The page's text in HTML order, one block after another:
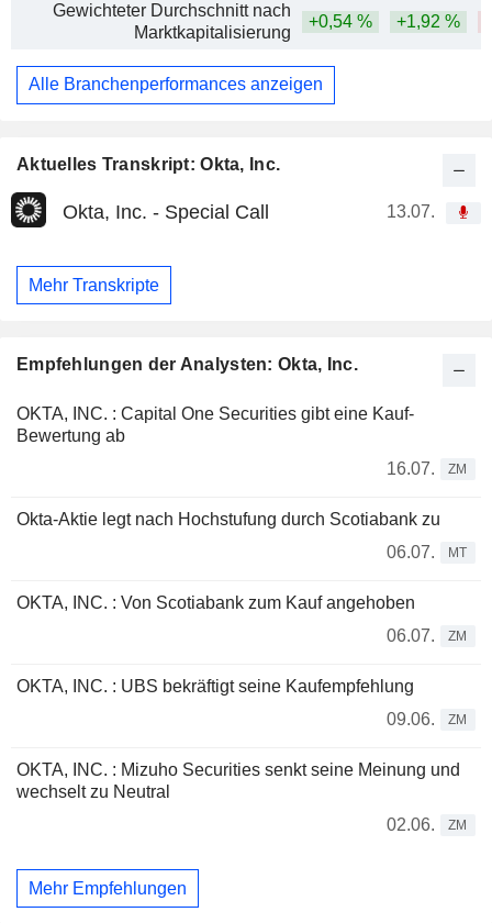
Aktuelles Transkript: Okta, Inc.
Okta, Inc. - Special Call 13.07.
Mehr Transkripte
Empfehlungen der Analysten: Okta, Inc.
OKTA, INC. : Capital One Securities gibt eine Kauf-
Bewertung ab
16.07.
ZM
Okta-Aktie legt nach Hochstufung durch Scotiabank zu
06.07.
MT
OKTA, INC. : Von Scotiabank zum Kauf angehoben
06.07.
ZM
OKTA, INC. : UBS bekräftigt seine Kaufempfehlung
09.06.
ZM
OKTA, INC. : Mizuho Securities senkt seine Meinung und
wechselt zu Neutral
02.06.
ZM
Mehr Empfehlungen
Gewichteter Durchschnitt nach
Marktkapitalisierung
+0,54 % +1,92 %
Alle Branchenperformances anzeigen